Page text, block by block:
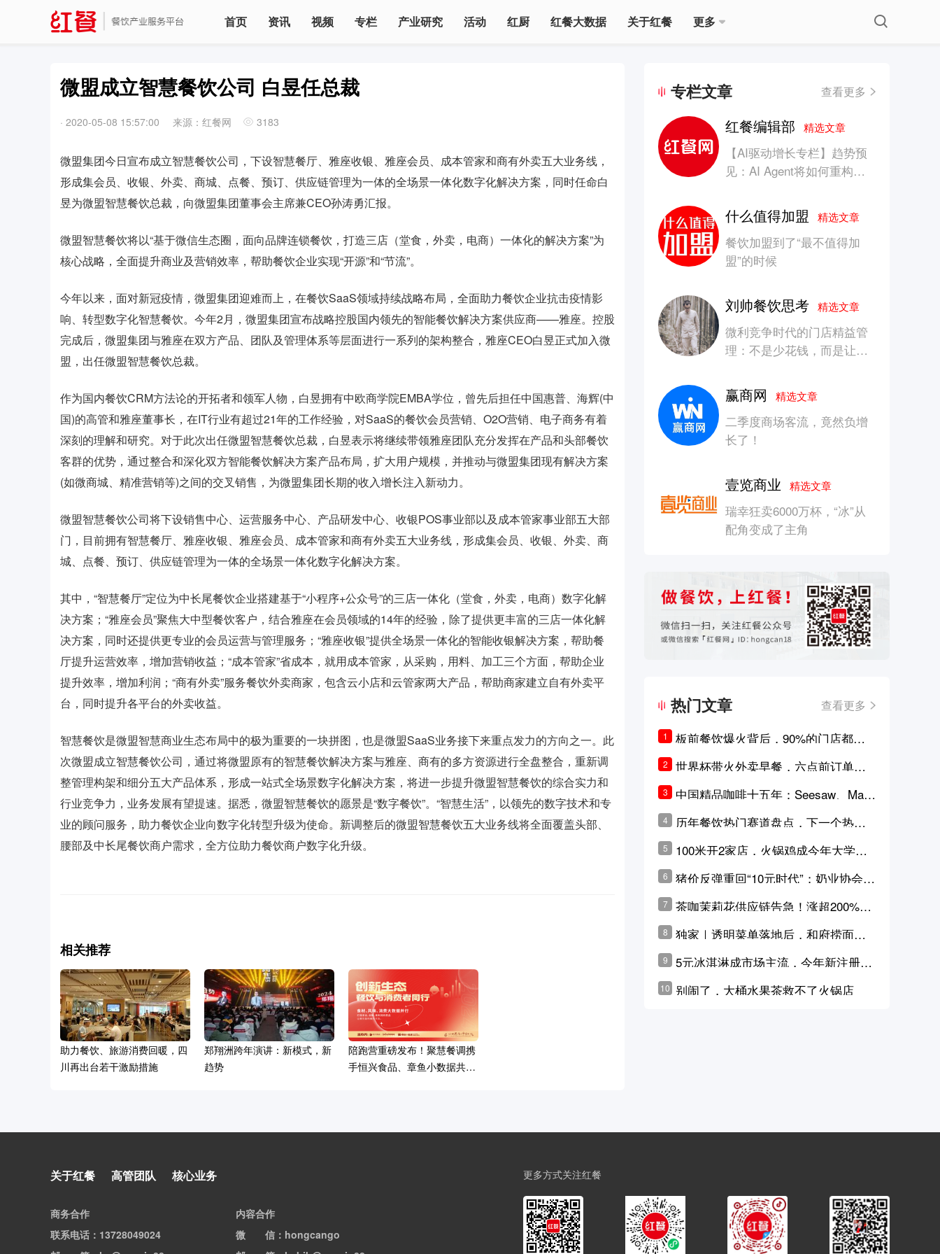
首页 资讯 视频 专栏 产业研究 活动 红厨 红餐大数据 关于红餐 更多
微盟成立智慧餐饮公司 白昱任总裁
· 2020-05-08 15:57:00 来源：红餐网 3183
微盟集团今日宣布成立智慧餐饮公司，下设智慧餐厅、雅座收银、雅座会员、成本管家和商有外卖五大业务线，
形成集会员、收银、外卖、商城、点餐、预订、供应链管理为一体的全场景一体化数字化解决方案，同时任命白
昱为微盟智慧餐饮总裁，向微盟集团董事会主席兼CEO孙涛勇汇报。
微盟智慧餐饮将以“基于微信生态圈，面向品牌连锁餐饮，打造三店（堂食，外卖，电商）一体化的解决方案”为
核心战略，全面提升商业及营销效率，帮助餐饮企业实现“开源”和“节流”。
今年以来，面对新冠疫情，微盟集团迎难而上，在餐饮SaaS领域持续战略布局，全面助力餐饮企业抗击疫情影
响、转型数字化智慧餐饮。今年2月，微盟集团宣布战略控股国内领先的智能餐饮解决方案供应商——雅座。控股
完成后，微盟集团与雅座在双方产品、团队及管理体系等层面进行一系列的架构整合，雅座CEO白昱正式加入微
盟，出任微盟智慧餐饮总裁。
作为国内餐饮CRM方法论的开拓者和领军人物，白昱拥有中欧商学院EMBA学位，曾先后担任中国惠普、海辉(中
国)的高管和雅座董事长，在IT行业有超过21年的工作经验，对SaaS的餐饮会员营销、O2O营销、电子商务有着
深刻的理解和研究。对于此次出任微盟智慧餐饮总裁，白昱表示将继续带领雅座团队充分发挥在产品和头部餐饮
客群的优势，通过整合和深化双方智能餐饮解决方案产品布局，扩大用户规模，并推动与微盟集团现有解决方案
(如微商城、精准营销等)之间的交叉销售，为微盟集团长期的收入增长注入新动力。
微盟智慧餐饮公司将下设销售中心、运营服务中心、产品研发中心、收银POS事业部以及成本管家事业部五大部
门，目前拥有智慧餐厅、雅座收银、雅座会员、成本管家和商有外卖五大业务线，形成集会员、收银、外卖、商
城、点餐、预订、供应链管理为一体的全场景一体化数字化解决方案。
其中，“智慧餐厅”定位为中长尾餐饮企业搭建基于“小程序+公众号”的三店一体化（堂食，外卖，电商）数字化解
决方案；“雅座会员”聚焦大中型餐饮客户，结合雅座在会员领域的14年的经验，除了提供更丰富的三店一体化解
决方案，同时还提供更专业的会员运营与管理服务；“雅座收银”提供全场景一体化的智能收银解决方案，帮助餐
厅提升运营效率，增加营销收益；“成本管家”省成本，就用成本管家，从采购，用料、加工三个方面，帮助企业
提升效率，增加利润；“商有外卖”服务餐饮外卖商家，包含云小店和云管家两大产品，帮助商家建立自有外卖平
台，同时提升各平台的外卖收益。
智慧餐饮是微盟智慧商业生态布局中的极为重要的一块拼图，也是微盟SaaS业务接下来重点发力的方向之一。此
次微盟成立智慧餐饮公司，通过将微盟原有的智慧餐饮解决方案与雅座、商有的多方资源进行全盘整合，重新调
整管理构架和细分五大产品体系，形成一站式全场景数字化解决方案，将进一步提升微盟智慧餐饮的综合实力和
行业竞争力，业务发展有望提速。据悉，微盟智慧餐饮的愿景是“数字餐饮”。“智慧生活”，以领先的数字技术和专
业的顾问服务，助力餐饮企业向数字化转型升级为使命。新调整后的微盟智慧餐饮五大业务线将全面覆盖头部、
腰部及中长尾餐饮商户需求，全方位助力餐饮商户数字化升级。
相关推荐
助力餐饮、旅游消费回暖，四
川再出台若干激励措施
郑翔洲跨年演讲：新模式，新
趋势
陪跑营重磅发布！聚慧餐调携
手恒兴食品、章鱼小数据共话
动的智慧餐饮新时代
专栏文章 查看更多
红餐编辑部精选文章
【AI驱动增长专栏】趋势预
见：AI Agent将如何重构消
什么值得加盟精选文章
餐饮加盟到了“最不值得加
盟”的时候
刘帅餐饮思考精选文章
微利竞争时代的门店精益管
理：不是少花钱，而是让每
赢商网精选文章
二季度商场客流，竟然负增
长了！
壹览商业精选文章
瑞幸狂卖6000万杯，“冰”从
配角变成了主角
热门文章 查看更多
1
板前餐饮爆火背后，90%的门店都只
是徒有其表的刻意作秀？
2
世界杯带火外卖早餐，六点前订单大
3
中国精品咖啡十五年：Seesaw、Man
ner、M Stand为何结出了不同的果
实？
4
历年餐饮热门赛道盘点，下一个热门
5
100米开2家店，火锅鸡成今年大学城
6
猪价反弹重回“10元时代”；奶业协会称
原奶价格现回暖迹象
7
茶咖茉莉花供应链告急！涨超200%，
横州花价冲破50元一斤
8
独家｜透明菜单落地后，和府捞面李
学林公布未来10年计划
9
5元冰淇淋成市场主流，今年新注册相
10 别闹了，大桶水果茶救不了火锅店
关于红餐 高管团队 核心业务
商务合作
联系电话 ：13728049024
内容合作
微信：hongcango
更多方式关注红餐